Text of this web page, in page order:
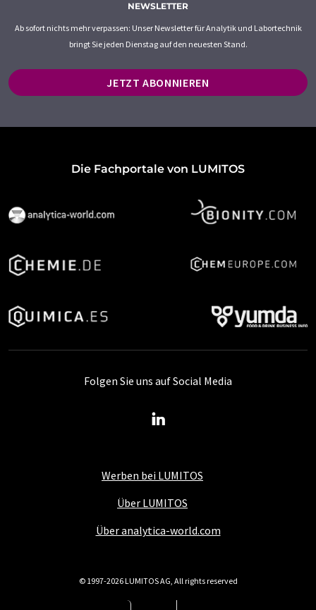
NEWSLETTER
Ab sofort nichts mehr verpassen: Unser Newsletter für Analytik und Labortechnik
bringt Sie jeden Dienstag auf den neuesten Stand.
JETZT ABONNIEREN
Die Fachportale von LUMITOS
Werben bei LUMITOS
Über LUMITOS
Über analytica-world.com
Folgen Sie uns auf Social Media
© 1997-2026 LUMITOS AG, All rights reserved